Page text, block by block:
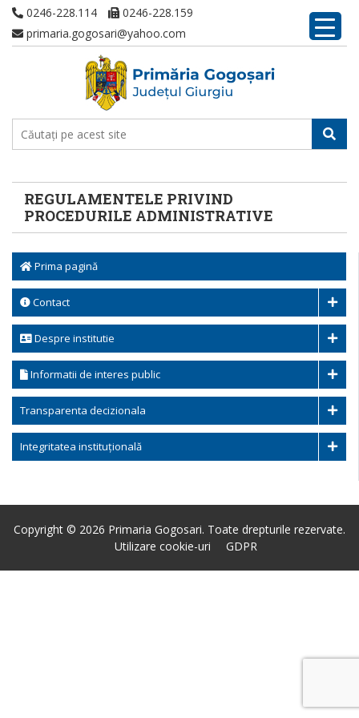
0246-228.114
0246-228.159
primaria.gogosari@yahoo.com
REGULAMENTELE PRIVIND
PROCEDURILE ADMINISTRATIVE
Prima pagină
Contact
Despre institutie
Informatii de interes public
Transparenta decizionala
Integritatea instituțională
Copyright © 2026 Primaria Gogosari. Toate drepturile rezervate.
Utilizare cookie-uri
GDPR